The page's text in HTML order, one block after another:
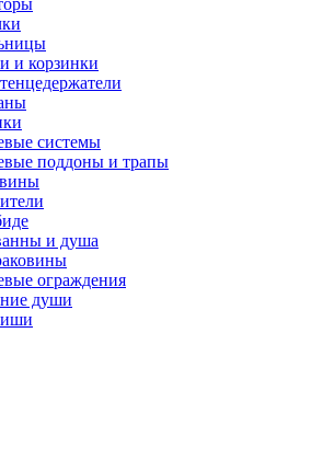
и корзинки
системы
поддоны и трапы
и душа
ограждения
души